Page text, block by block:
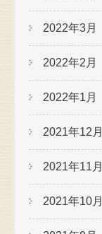
2022年3月
2022年2月
2022年1月
2021年12月
2021年11月
2021年10月